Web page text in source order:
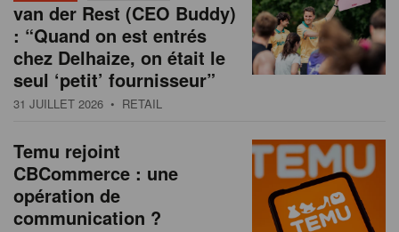
van der Rest (CEO Buddy)
: “Quand on est entrés
chez Delhaize, on était le
seul ‘petit’ fournisseur”
31 JUILLET 2026 • RETAIL
Temu rejoint
CBCommerce : une
opération de
communication ?